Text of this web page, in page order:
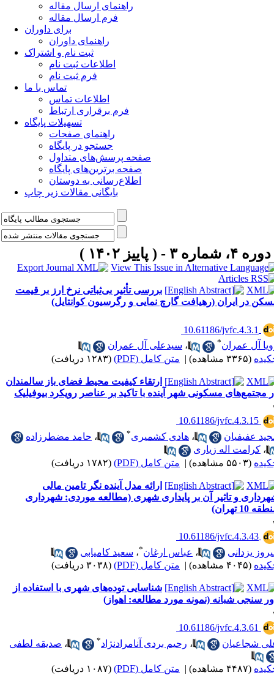
راهنمای ارسال مقاله
فرم ارسال مقاله
برای داوران
راهنمای داوران
ثبت نام و اشتراک
اطلاعات ثبت نام
فرم ثبت نام
تماس با ما
اطلاعات تماس
فرم برقراری ارتباط
تسهیلات پایگاه
راهنمای صفحات
جستجو در پایگاه
صفحه پرسش‌های متداول
صفحه برترین‌های پایگاه
اطلاع‌رسانی به دوستان
بایگانی مقالات زیر چاپ
دوره ۴، شماره ۳ - ( پاییز ۱۴۰۲ )
بررسی تأثیر بی‌ثباتی نرخ ارز بر قیمت
در ایران (رهیافت گارچ نمایی و رگرسیون کوانتایل)
‎ 10.61186/jvfc.4.3.1
آل عمران* ، سیدعلی آل عمران
(۳۳۶۵ مشاهده) | متن کامل (PDF) (۱۲۸۳ دریافت)
ارتقاء کیفیت محیط فضای باز سالمندان
مجتمع‌های مسکونی شهر آینده با تاکید بر عناصر رویکرد بیوفیلیک
‎ 10.61186/jvfc.4.3.15
عفیفیان
، هادی کشمیری* ، حامد مضطرزاده
، کرامت اله زیاری
(۵۵۰۳ مشاهده) | متن کامل (PDF) (۱۷۸۲ دریافت)
ارائه مدل آینده نگر تامین مالی
و تاثیر آن بر پایداری شهری (مطالعه موردی: شهرداری
10 تهران)
‎ 10.61186/jvfc.4.3.43
یزدانی
، عباس ارغان*، سعید کامیابی
(۴۰۴۵ مشاهده) | متن کامل (PDF) (۳۰۳۸ دریافت)
شناسایی توده‌‌های شهری با استفاده از
سنجی شبانه (نمونه مورد مطالعه: اهواز)
‎ 10.61186/jvfc.4.3.61
شجاعیان
، رحیم بردی آنامرادنژاد* ، صدیقه لطفی
(۴۴۸۷ مشاهده) | متن کامل (PDF) (۱۰۸۷ دریافت)